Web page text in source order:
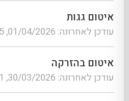
איטום גגות
עודכן לאחרונה: 01/04/2026, 09:35
איטום בהזרקה
עודכן לאחרונה: 30/03/2026, 10:11